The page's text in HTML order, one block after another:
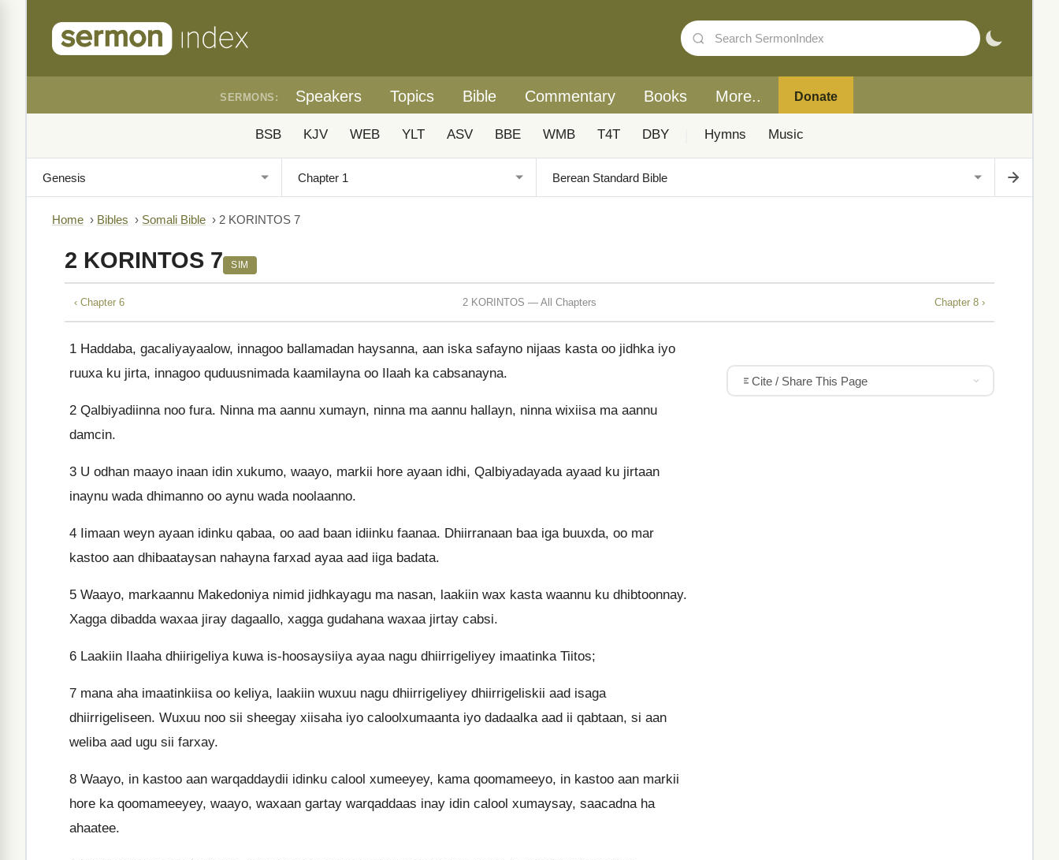
SERMONS: Speakers Topics Bible Commentary Books More.. Donate
BSB KJV WEB YLT ASV BBE WMB T4T DBY Hymns Music
Home › Bibles › Somali Bible › 2 KORINTOS 7
2 KORINTOS 7 SIM
‹ Chapter 6 2 KORINTOS — All Chapters Chapter 8 ›
1 Haddaba, gacaliyayaalow, innagoo ballamadan haysanna, aan iska safayno nijaas kasta oo jidhka iyo
ruuxa ku jirta, innagoo quduusnimada kaamilayna oo Ilaah ka cabsanayna.
2 Qalbiyadiinna noo fura. Ninna ma aannu xumayn, ninna ma aannu hallayn, ninna wixiisa ma aannu
damcin.
3 U odhan maayo inaan idin xukumo, waayo, markii hore ayaan idhi, Qalbiyadayada ayaad ku jirtaan
inaynu wada dhimanno oo aynu wada noolaanno.
4 Iimaan weyn ayaan idinku qabaa, oo aad baan idiinku faanaa. Dhiirranaan baa iga buuxda, oo mar
kastoo aan dhibaataysan nahayna farxad ayaa aad iiga badata.
5 Waayo, markaannu Makedoniya nimid jidhkayagu ma nasan, laakiin wax kasta waannu ku dhibtoonnay.
Xagga dibadda waxaa jiray dagaallo, xagga gudahana waxaa jirtay cabsi.
6 Laakiin Ilaaha dhiirigeliya kuwa is-hoosaysiiya ayaa nagu dhiirrigeliyey imaatinka Tiitos;
7 mana aha imaatinkiisa oo keliya, laakiin wuxuu nagu dhiirrigeliyey dhiirrigeliskii aad isaga
dhiirrigeliseen. Wuxuu noo sii sheegay xiisaha iyo caloolxumaanta iyo dadaalka aad ii qabtaan, si aan
weliba aad ugu sii farxay.
8 Waayo, in kastoo aan warqaddaydii idinku calool xumeeyey, kama qoomameeyo, in kastoo aan markii
hore ka qoomameeyey, waayo, waxaan gartay warqaddaas inay idin calool xumaysay, saacadna ha
ahaatee.
Cite / Share This Page